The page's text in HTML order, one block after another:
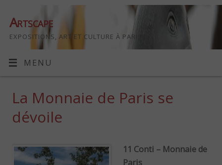
Artscape
EXPOSITIONS, ART ET CULTURE À PARIS
MENU
La Monnaie de Paris se
dévoile
11 Conti – Monnaie de
Paris